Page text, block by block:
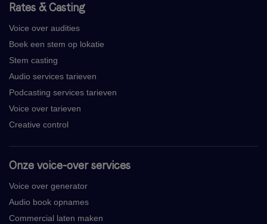
Rates & Casting
Voice over audities
Boek een stem op lokatie
Stem casting
Audio services tarieven
Podcasting services tarieven
Voice over tarieven
Creative control
Onze voice-over services
Voice over generator
Audio book opnames
Commercial laten maken